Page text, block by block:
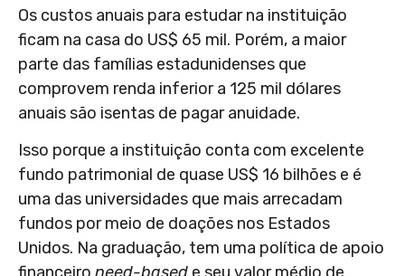
Os custos anuais para estudar na instituição
ficam na casa do US$ 65 mil. Porém, a maior
parte das famílias estadunidenses que
comprovem renda inferior a 125 mil dólares
anuais são isentas de pagar anuidade.
Isso porque a instituição conta com excelente
fundo patrimonial de quase US$ 16 bilhões e é
uma das universidades que mais arrecadam
fundos por meio de doações nos Estados
Unidos. Na graduação, tem uma política de apoio